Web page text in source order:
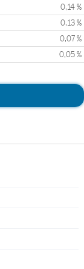
0,14 %
0,13 %
0,07 %
0,05 %